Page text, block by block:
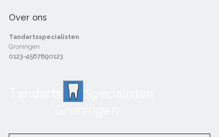
Over ons
Tandartsspecialisten
Groningen
0123-4567890123